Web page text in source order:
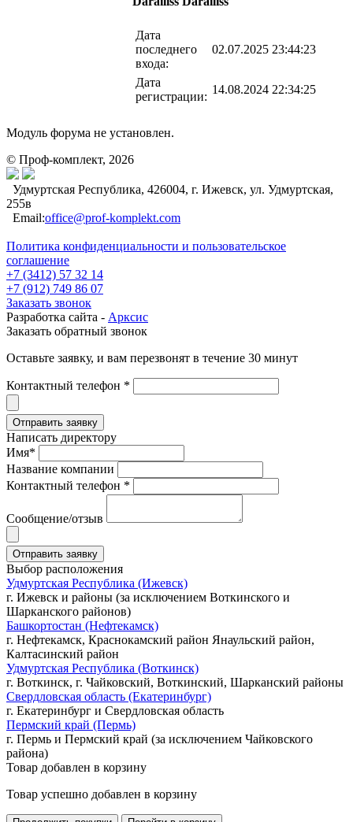
Дата
последнего
входа:
02.07.2025 23:44:23
Дата
регистрации:
14.08.2024 22:34:25
Модуль форума не установлен.
© Проф-комплект, 2026
Удмуртская Республика, 426004, г. Ижевск, ул. Удмуртская,
255в
Email:office@prof-komplekt.com
Политика конфиденциальности и пользовательское
соглашение
+7 (3412) 57 32 14
+7 (912) 749 86 07
Заказать звонок
Разработка сайта - Арксис
Заказать обратный звонок
Оставьте заявку, и вам перезвонят в течение 30 минут
Контактный телефон *
Написать директору
Имя*
Название компании
Контактный телефон *
Сообщение/отзыв
Выбор расположения
Удмуртская Республика (Ижевск)
г. Ижевск и районы (за исключением Воткинского и
Шарканского районов)
Башкортостан (Нефтекамск)
г. Нефтекамск, Краснокамский район Янаульский район,
Калтасинский район
Удмуртская Республика (Воткинск)
г. Воткинск, г. Чайковский, Воткинский, Шарканский районы
Свердловская область (Екатеринбург)
г. Екатеринбург и Свердловская область
Пермский край (Пермь)
г. Пермь и Пермский край (за исключением Чайковского
района)
Товар добавлен в корзину
Товар успешно добавлен в корзину